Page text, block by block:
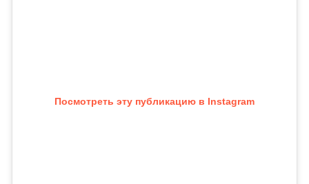
Посмотреть эту публикацию в Instagram